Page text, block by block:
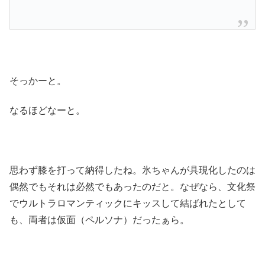
そっかーと。
なるほどなーと。
思わず膝を打って納得したね。氷ちゃんが具現化したのは
偶然でもそれは必然でもあったのだと。なぜなら、文化祭
でウルトラロマンティックにキッスして結ばれたとして
も、両者は仮面（ペルソナ）だったぁら。